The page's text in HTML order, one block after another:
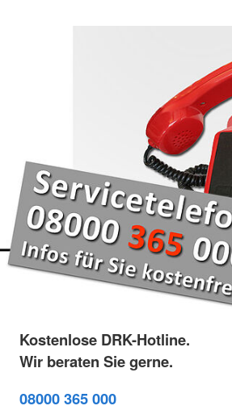
Kostenlose DRK-Hotline.
Wir beraten Sie gerne.
08000 365 000